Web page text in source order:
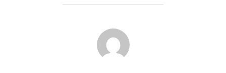
BERICHTAUTEUR